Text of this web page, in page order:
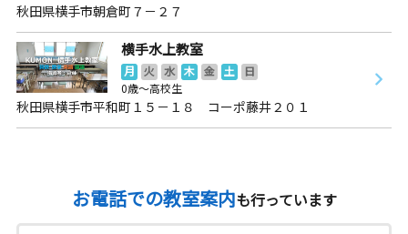
秋田県横手市朝倉町７－２７
横手水上教室
月 火 水 木 金 土
日
0歳～高校生
秋田県横手市平和町１５－１８ コーポ藤井２０１
お電話での教室案内も行っています